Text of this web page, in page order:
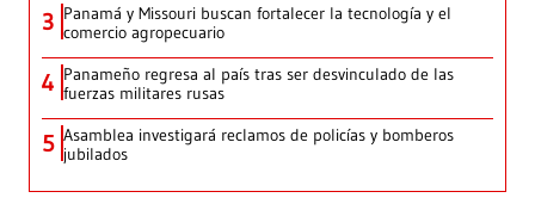
3 Panamá y Missouri buscan fortalecer la tecnología y el
comercio agropecuario
4 Panameño regresa al país tras ser desvinculado de las
fuerzas militares rusas
5 Asamblea investigará reclamos de policías y bomberos
jubilados